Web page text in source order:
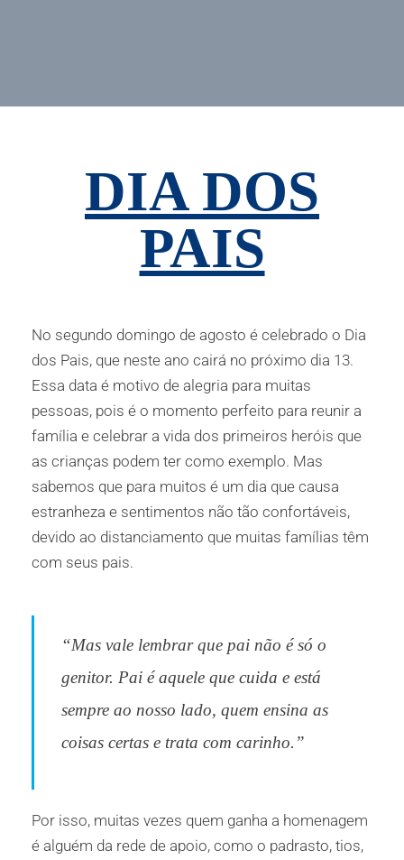
DIA DOS
PAIS
No segundo domingo de agosto é celebrado o Dia
dos Pais, que neste ano cairá no próximo dia 13.
Essa data é motivo de alegria para muitas
pessoas, pois é o momento perfeito para reunir a
família e celebrar a vida dos primeiros heróis que
as crianças podem ter como exemplo. Mas
sabemos que para muitos é um dia que causa
estranheza e sentimentos não tão confortáveis,
devido ao distanciamento que muitas famílias têm
com seus pais.
“Mas vale lembrar que pai não é só o
genitor. Pai é aquele que cuida e está
sempre ao nosso lado, quem ensina as
coisas certas e trata com carinho.”
Por isso, muitas vezes quem ganha a homenagem
é alguém da rede de apoio, como o padrasto, tios,